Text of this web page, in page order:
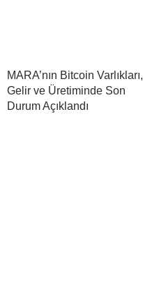
MARA’nın Bitcoin Varlıkları,
Gelir ve Üretiminde Son
Durum Açıklandı